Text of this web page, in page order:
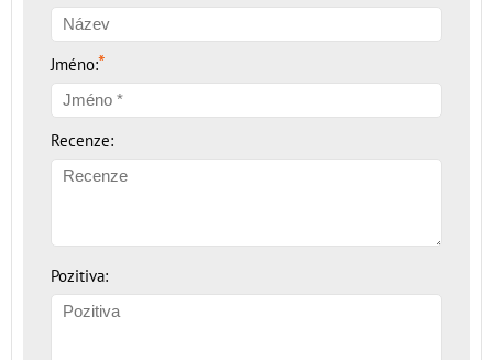
Jméno:*
Recenze:
Pozitiva: